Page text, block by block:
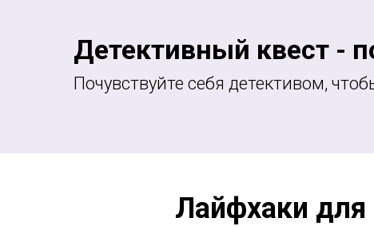
Детективный квест -
Почувствуйте себя детективом,
Лайфхаки для